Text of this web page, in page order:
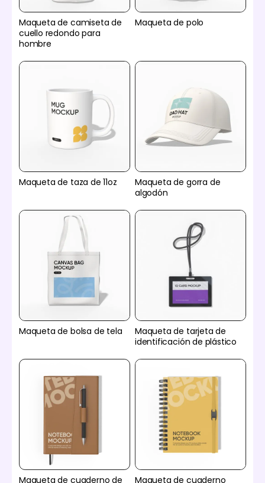
Maqueta de camiseta de
cuello redondo para
hombre
Maqueta de polo
Maqueta de taza de 11oz
Maqueta de gorra de
algodón
Maqueta de bolsa de tela
Maqueta de tarjeta de
identificación de plástico
Maqueta de cuaderno de Maqueta de cuaderno